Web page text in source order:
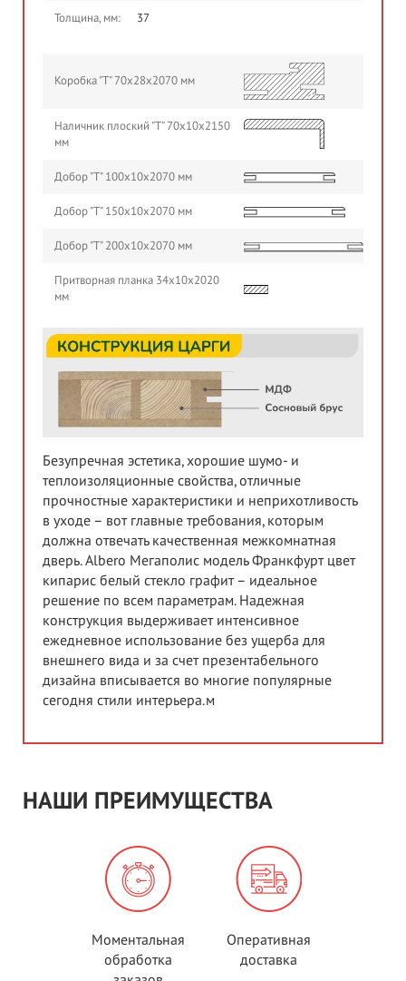
Толщина, мм: 37
Коробка "Т" 70х28х2070 мм
Наличник плоский "Т" 70х10х2150
мм
Добор "Т" 100х10х2070 мм
Добор "Т" 150х10х2070 мм
Добор "Т" 200х10х2070 мм
Притворная планка 34х10х2020
мм
Безупречная эстетика, хорошие шумо- и
теплоизоляционные свойства, отличные
прочностные характеристики и неприхотливость
в уходе – вот главные требования, которым
должна отвечать качественная межкомнатная
дверь. Albero Мегаполис модель Франкфурт цвет
кипарис белый стекло графит – идеальное
решение по всем параметрам. Надежная
конструкция выдерживает интенсивное
ежедневное использование без ущерба для
внешнего вида и за счет презентабельного
дизайна вписывается во многие популярные
сегодня стили интерьера.м
НАШИ ПРЕИМУЩЕСТВА
Моментальная
обработка
Оперативная
доставка